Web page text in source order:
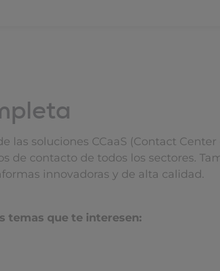
las soluciones CCaaS (Contact
de contacto de todos los sectores.
innovadoras y de alta calidad.
temas que te interesen: